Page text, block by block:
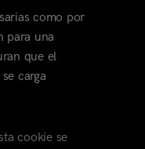
como por
para una
que el
carga
cookie se